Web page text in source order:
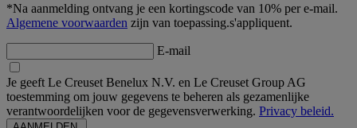
*Na aanmelding ontvang je een kortingscode van 10% per e-mail.
Algemene voorwaarden zijn van toepassing.s'appliquent.
E-mail
Je geeft Le Creuset Benelux N.V. en Le Creuset Group AG
toestemming om jouw gegevens te beheren als gezamenlijke
verantwoordelijken voor de gegevensverwerking. Privacy beleid.